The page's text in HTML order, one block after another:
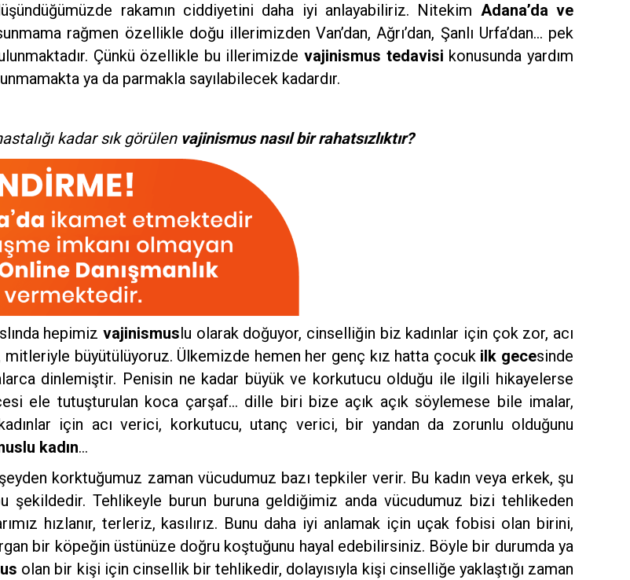
rakamın ciddiyetini daha iyi anlayabiliriz. Nitekim Adana’da ve
rağmen özellikle doğu illerimizden Van’dan, Ağrı’dan, Şanlı Urfa’dan… pek
Çünkü özellikle bu illerimizdevajinismus tedavisi konusunda yardım
ya da parmakla sayılabilecek kadardır.
kadar sık görülen vajinismus nasıl bir rahatsızlıktır?
hepimiz vajinismuslu olarak doğuyor, cinselliğin biz kadınlar için çok zor, acı
büyütülüyoruz. Ülkemizde hemen her genç kız hatta çocuk ilk gecesinde
dinlemiştir. Penisin ne kadar büyük ve korkutucu olduğu ile ilgili hikayelerse
ele tutuşturulan koca çarşaf… dille biri bize açık açık söylemese bile imalar,
için acı verici, korkutucu, utanç verici, bir yandan da zorunlu olduğunu
kadın…
korktuğumuz zaman vücudumuz bazı tepkiler verir. Bu kadın veya erkek, şu
Tehlikeyle burun buruna geldiğimiz anda vücudumuz bizi tehlikeden
hızlanır, terleriz, kasılırız. Bunu daha iyi anlamak için uçak fobisi olan birini,
bir köpeğin üstünüze doğru koştuğunu hayal edebilirsiniz. Böyle bir durumda ya
olan bir kişi için cinsellik bir tehlikedir, dolayısıyla kişi cinselliğe yaklaştığı zaman